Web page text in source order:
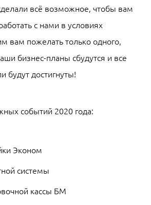
всё возможное, чтобы вам
с нами в условиях
вам пожелать только одного,
бизнес-планы сбудутся и все
будут достигнуты!
событий 2020 года:
Эконом
системы
кассы БМ